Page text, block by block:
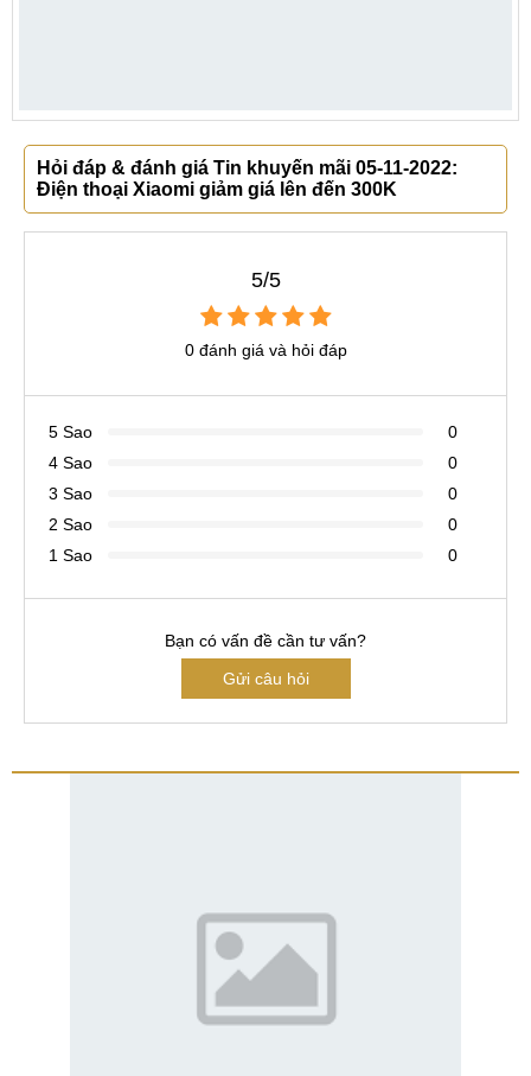
Hỏi đáp & đánh giá Tin khuyến mãi 05-11-2022:
Điện thoại Xiaomi giảm giá lên đến 300K
5/5
0 đánh giá và hỏi đáp
5 Sao
0
4 Sao
0
3 Sao
0
2 Sao
0
1 Sao
0
Bạn có vấn đề cần tư vấn?
Gửi câu hỏi